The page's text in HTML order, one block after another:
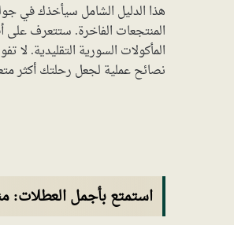
هذا الدليل الشامل سيأخذك في
المنتجعات الفاخرة. ستتعرف على
المأكولات السورية التقليدية.
نصائح عملية لجعل رحلتك أكثر
استمتع بأجمل